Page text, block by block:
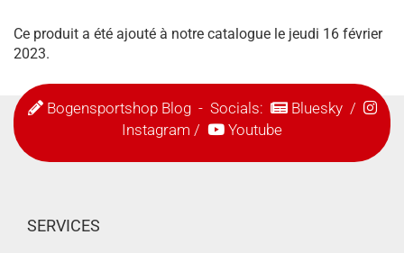
Ce produit a été ajouté à notre catalogue le jeudi 16 février
2023.
Bogensportshop Blog- Socials: Bluesky/
Instagram / Youtube
SERVICES